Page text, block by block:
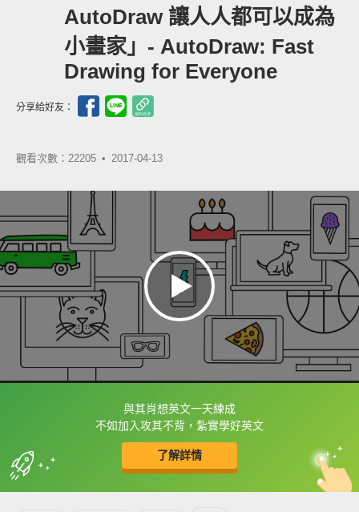
AutoDraw 讓人人都可以成為
小畫家」- AutoDraw: Fast
Drawing for Everyone
分享給好友：
觀看次數：22205 • 2017-04-13
與其肖想英文一天練成
不如加入攻其不背，紮實學好英文
了解詳情
框選或點兩下字幕可以直接查字典喔！
收錄佳句 中
英